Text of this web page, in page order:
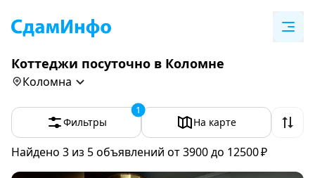
Коттеджи посуточно в Коломне
Коломна
Фильтры
1
На карте
Найдено 3 из 5 объявлений от 3900 до 12500 ₽